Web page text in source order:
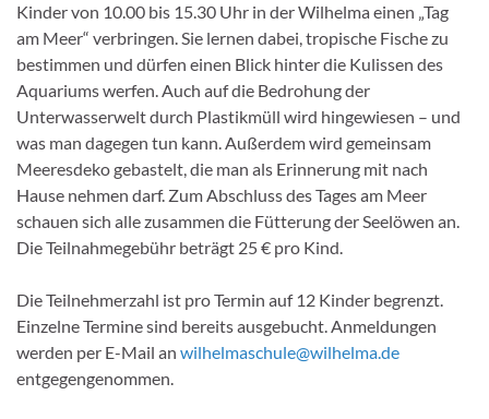
Kinder von 10.00 bis 15.30 Uhr in der Wilhelma einen „Tag
am Meer“ verbringen. Sie lernen dabei, tropische Fische zu
bestimmen und dürfen einen Blick hinter die Kulissen des
Aquariums werfen. Auch auf die Bedrohung der
Unterwasserwelt durch Plastikmüll wird hingewiesen – und
was man dagegen tun kann. Außerdem wird gemeinsam
Meeresdeko gebastelt, die man als Erinnerung mit nach
Hause nehmen darf. Zum Abschluss des Tages am Meer
schauen sich alle zusammen die Fütterung der Seelöwen an.
Die Teilnahmegebühr beträgt 25 € pro Kind.
Die Teilnehmerzahl ist pro Termin auf 12 Kinder begrenzt.
Einzelne Termine sind bereits ausgebucht. Anmeldungen
werden per E-Mail an wilhelmaschule@wilhelma.de
entgegengenommen.